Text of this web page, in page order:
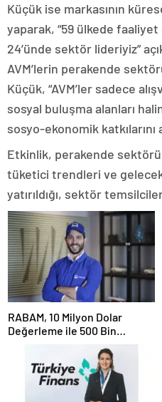
Küçük ise markasının
yaparak, “59 ülkede
24’ünde sektör lideriyiz”
AVM’lerin perakende
Küçük, “AVM’ler sadece
sosyal buluşma alanları
sosyo-ekonomik katkılarını
Etkinlik, perakende
tüketici trendleri ve
yatırıldığı, sektör
RABAM, 10 Milyon Dolar
Değerleme ile 500 Bin